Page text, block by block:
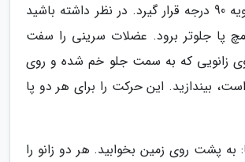
هر دو زانو در زاویه 90 درجه قرار گیرد. در نظر داشته باشید
مچ پا جلوتر برود. عضلات سرینی را سفت
زانویی که به سمت جلو خم شده و روی
بیندازید. این حرکت را برای هر دو پا
پشت روی زمین بخوابید. هر دو زانو را